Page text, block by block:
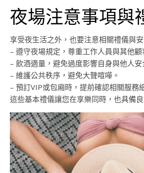
夜場注意事項與
享受夜生活之外，也要注意相關禮儀與安
– 遵守夜場規定，尊重工作人員與其他顧
– 飲酒適量，避免過度影響自身與他人安
– 維護公共秩序，避免大聲喧嘩。
– 預訂VIP或包廂時，提前確認相關服務
這些基本禮儀讓您在享樂同時，也具備